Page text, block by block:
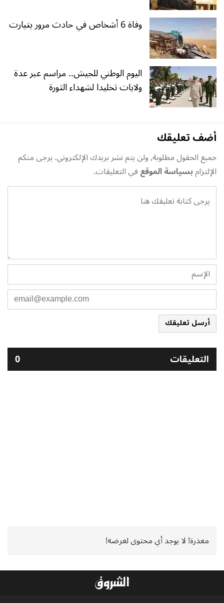
وفاة 6 أشخاص في حادث مرور بتيارت
اليوم الوطني للجيش.. مراسم عبر عدة
ولايات تخليدا لشهداء الثورة
أضف تعليقك
جميع الحقول مطلوبة, ولن يتم نشر بريدك الإلكتروني. يرجى منكم
الإلتزامبسياسة الموقعفي التعليقات.
أرسل تعليقك
التعليقات 0
معذرة! لا يوجد أي محتوى لعرضه!